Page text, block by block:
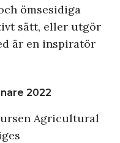
ömsesidiga
sätt, eller utgör
är en inspiratör
2022
Agricultural